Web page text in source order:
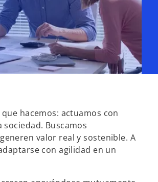
hacemos: actuamos con
Buscamos
valor real y sostenible. A
con agilidad en un